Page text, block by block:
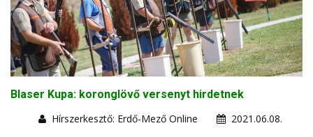
Blaser Kupa: koronglövő versenyt hirdetnek
Hírszerkesztő: Erdő-Mező Online
2021.06.08.